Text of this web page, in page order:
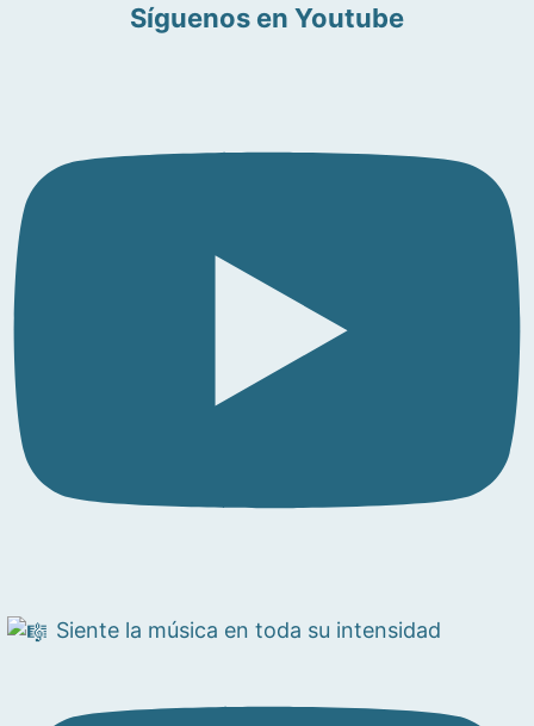
Síguenos en Youtube
Siente la música en toda su intensidad